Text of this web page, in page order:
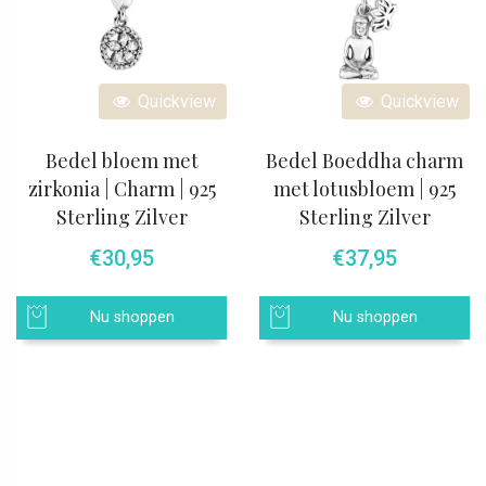
Quickview
Bedel bloem met
zirkonia | Charm | 925
Sterling Zilver
€30,95
Nu shoppen
Quickview
Bedel Boeddha charm
met lotusbloem | 925
Sterling Zilver
€37,95
Nu shoppen